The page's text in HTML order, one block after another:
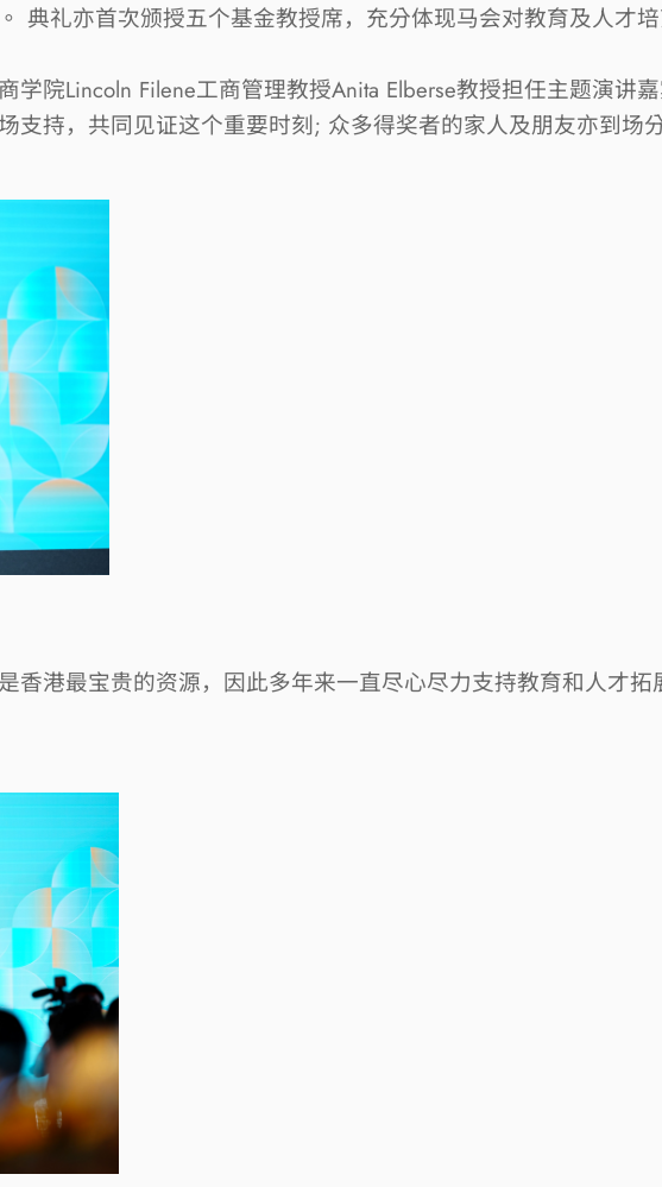
典礼亦首次颁授五个基金教授席，充分体现马会对教育及人才培
学院Lincoln Filene工商管理教授Anita Elberse教授担任主题演讲嘉
支持，共同见证这个重要时刻; 众多得奖者的家人及朋友亦到场
香港最宝贵的资源，因此多年来一直尽心尽力支持教育和人才